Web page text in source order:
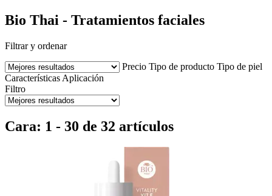
Bio Thai - Tratamientos faciales
Filtrar y ordenar
Precio Tipo de producto Tipo de piel
Características Aplicación
Filtro
Cara: 1 - 30 de 32 artículos